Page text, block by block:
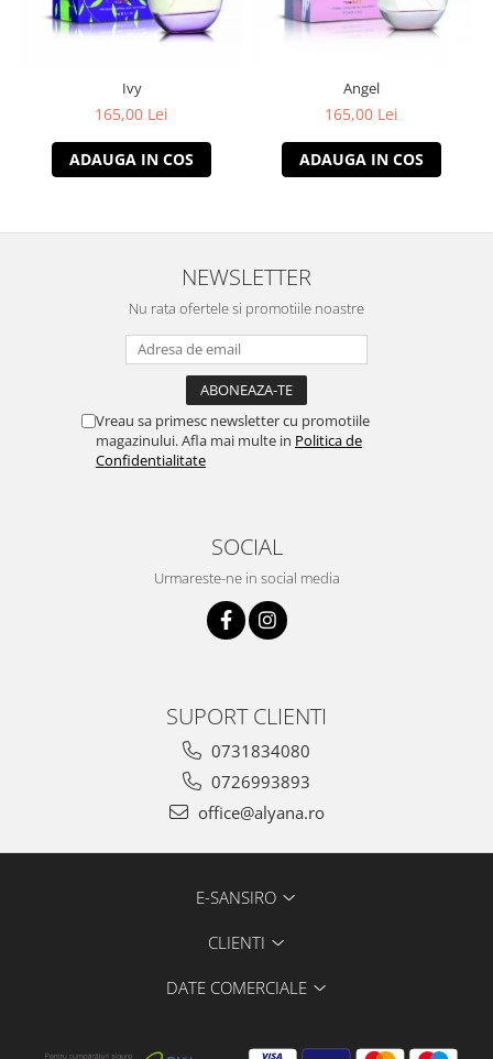
Ivy
165,00 Lei
ADAUGA IN COS
Angel
165,00 Lei
ADAUGA IN COS
NEWSLETTER
Nu rata ofertele si promotiile noastre
Vreau sa primesc newsletter cu promotiile
magazinului. Afla mai multe in Politica de
Confidentialitate
SOCIAL
Urmareste-ne in social media
SUPORT CLIENTI
0731834080
0726993893
office@alyana.ro
E-SANSIRO
CLIENTI
DATE COMERCIALE